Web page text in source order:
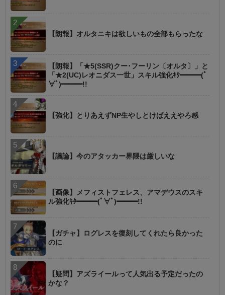
【朗報】オルタニキは欲しいもの全部もらったな
【朗報】「★5(SSR)クー･フーリン〔オルタ〕」と
「★2(UC)レオニダス一世」スキル強化ｷﾀ━━━(ﾟ
∀ﾟ)━━━!!
【強化】とりあえずNP生やしとけばええやろ感
【議論】今のアタッカー界隈は厳しいな
【画像】メフィストフェレス、アマデウスのスキ
ル強化ｷﾀ━━━(ﾟ∀ﾟ)━━━!!
【ガチャ】ログレスを復刻してくれたら良かった
のに
【疑問】アズライールって人気出る予定だったの
かな？